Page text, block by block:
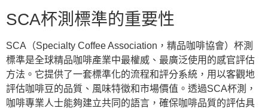
SCA杯測標準的重要性
SCA（Specialty Coffee Association，精品咖啡協會）杯測
標準是全球精品咖啡產業中最權威、最廣泛使用的感官評估
方法。它提供了一套標準化的流程和評分系統，用以客觀地
評估咖啡豆的品質、風味特徵和市場價值。透過SCA杯測，
咖啡專業人士能夠建立共同的語言，確保咖啡品質的評估具